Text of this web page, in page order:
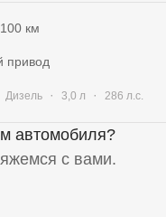
км
привод
Дизель· 3,0 л · 286 л.с.
предложение
автомобиля?
с вами.